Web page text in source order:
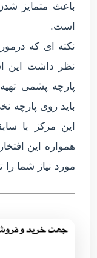
باعث متمایز
است.
نکته ای که
نظر داشت این
پارچه پشمی
باید روی پارچه
این مرکز با
همواره این
مورد نیاز شما را